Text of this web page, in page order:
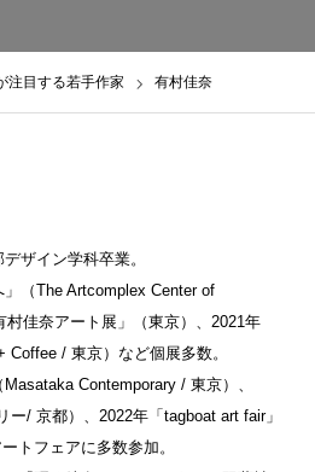
注目する若手作家 有村佳奈
ザイン学科卒業。
（The Artcomplex Center of
佳奈アート展」（東京）、2021年
Coffee / 東京）など個展多数。
Contemporary / 東京）、
ー/ 京都）、2022年「tagboat art fair」
トフェアに多数参加。